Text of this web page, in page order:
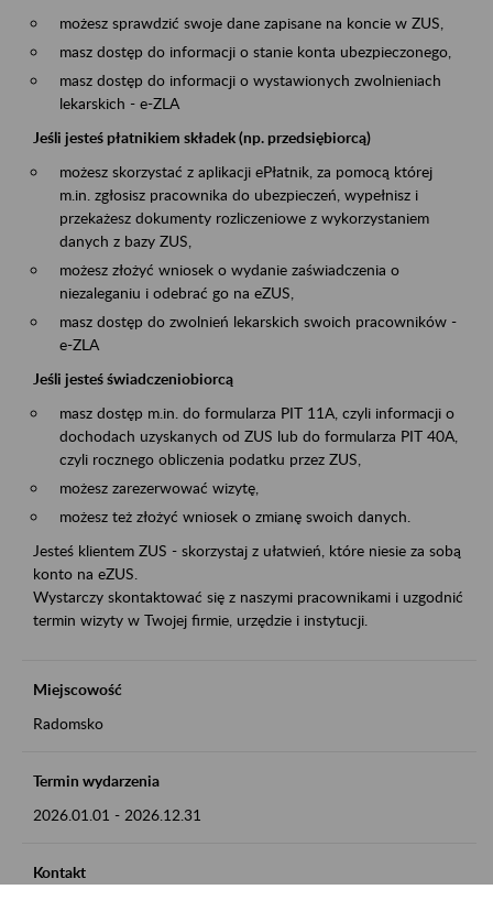
możesz sprawdzić swoje dane zapisane na koncie w ZUS,
masz dostęp do informacji o stanie konta ubezpieczonego,
masz dostęp do informacji o wystawionych zwolnieniach
lekarskich - e-ZLA
Jeśli jesteś płatnikiem składek (np. przedsiębiorcą)
możesz skorzystać z aplikacji ePłatnik, za pomocą której
m.in. zgłosisz pracownika do ubezpieczeń, wypełnisz i
przekażesz dokumenty rozliczeniowe z wykorzystaniem
danych z bazy ZUS,
możesz złożyć wniosek o wydanie zaświadczenia o
niezaleganiu i odebrać go na eZUS,
masz dostęp do zwolnień lekarskich swoich pracowników -
e-ZLA
Jeśli jesteś świadczeniobiorcą
masz dostęp m.in. do formularza PIT 11A, czyli informacji o
dochodach uzyskanych od ZUS lub do formularza PIT 40A,
czyli rocznego obliczenia podatku przez ZUS,
możesz zarezerwować wizytę,
możesz też złożyć wniosek o zmianę swoich danych.
Jesteś klientem ZUS - skorzystaj z ułatwień, które niesie za sobą
konto na eZUS.
Wystarczy skontaktować się z naszymi pracownikami i uzgodnić
termin wizyty w Twojej firmie, urzędzie i instytucji.
Miejscowość
Radomsko
Termin wydarzenia
2026.01.01 - 2026.12.31
Kontakt